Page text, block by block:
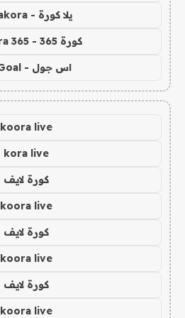
يلا كورة - yallakora
كورة 365 - kooora 365
اس جول - AS Goal
koora live
kora live
كورة لايف
koora live
كورة لايف
koora live
كورة لايف
koora live